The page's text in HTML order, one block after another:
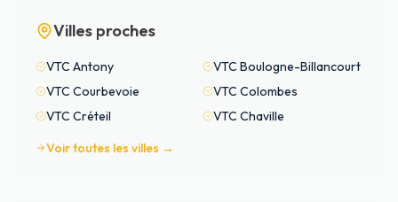
Villes proches
VTC Antony VTC Boulogne-Billancourt
VTC Courbevoie VTC Colombes
VTC Créteil VTC Chaville
Voir toutes les villes →